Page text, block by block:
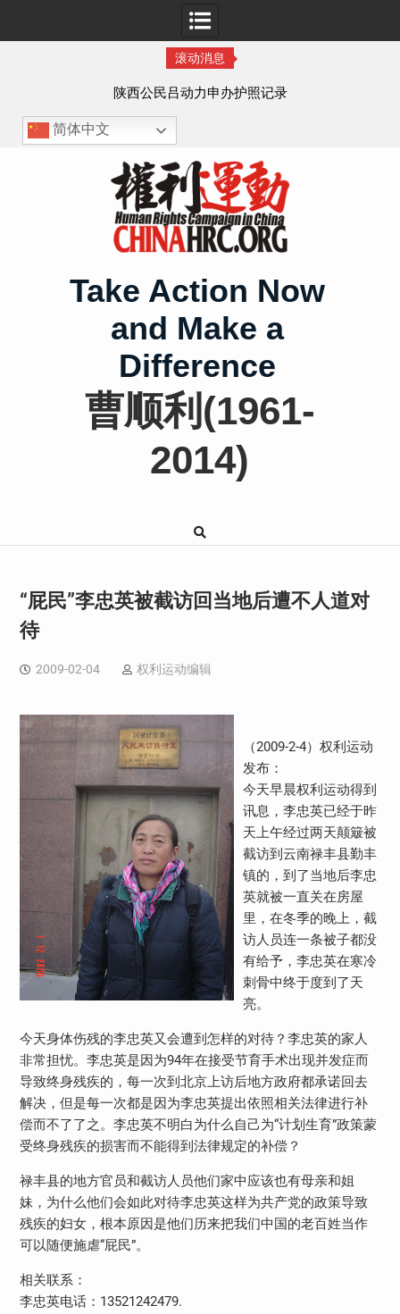
滚动消息
陕西公民吕动力申办护照记录
简体中文
Take Action Now
and Make a
Difference
曹顺利(1961-
2014)
“屁民”李忠英被截访回当地后遭不人道对
待
2009-02-04 权利运动编辑
（2009-2-4）权利运动
发布：
今天早晨权利运动得到
讯息，李忠英已经于昨
天上午经过两天颠簸被
截访到云南禄丰县勤丰
镇的，到了当地后李忠
英就被一直关在房屋
里，在冬季的晚上，截
访人员连一条被子都没
有给予，李忠英在寒冷
刺骨中终于度到了天
亮。
今天身体伤残的李忠英又会遭到怎样的对待？李忠英的家人
非常担忧。李忠英是因为94年在接受节育手术出现并发症而
导致终身残疾的，每一次到北京上访后地方政府都承诺回去
解决，但是每一次都是因为李忠英提出依照相关法律进行补
偿而不了了之。李忠英不明白为什么自己为“计划生育”政策蒙
受终身残疾的损害而不能得到法律规定的补偿？
禄丰县的地方官员和截访人员他们家中应该也有母亲和姐
妹，为什么他们会如此对待李忠英这样为共产党的政策导致
残疾的妇女，根本原因是他们历来把我们中国的老百姓当作
可以随便施虐“屁民”。
相关联系：
李忠英电话：13521242479.